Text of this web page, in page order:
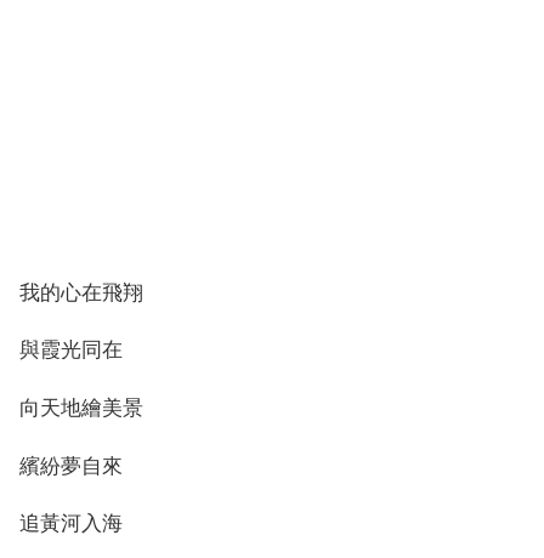
我的心在飛翔
與霞光同在
向天地繪美景
繽紛夢自來
追黃河入海